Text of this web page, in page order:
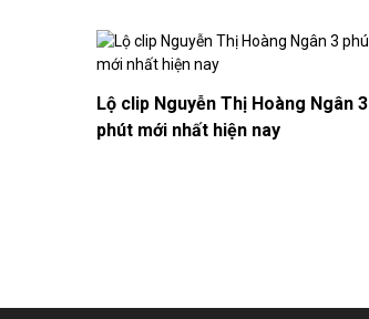
Lộ clip Nguyễn Thị Hoàng Ngân 3
phút mới nhất hiện nay